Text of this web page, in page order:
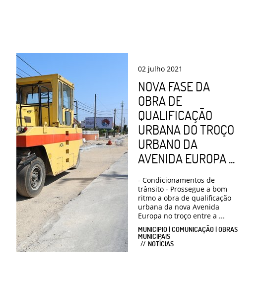
02 julho 2021
NOVA FASE DA
OBRA DE
QUALIFICAÇÃO
URBANA DO TROÇO
URBANO DA
AVENIDA EUROPA ...
- Condicionamentos de
trânsito - Prossegue a bom
ritmo a obra de qualificação
urbana da nova Avenida
Europa no troço entre a ...
MUNICIPIO | COMUNICAÇÃO | OBRAS
MUNICIPAIS
NOTÍCIAS